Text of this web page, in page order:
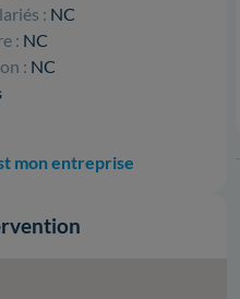
: NC
: NC
: NC
mon entreprise